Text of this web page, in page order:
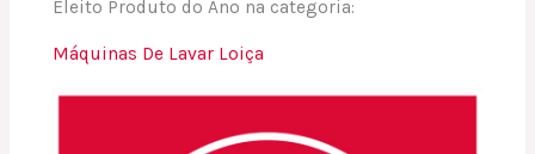
Eleito Produto do Ano na categoria:
Máquinas De Lavar Loiça